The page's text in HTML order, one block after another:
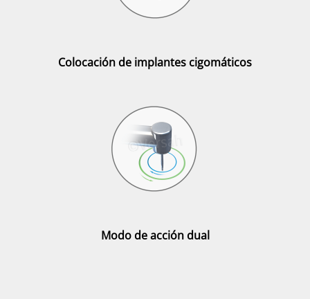
Colocación de implantes cigomáticos
Modo de acción dual